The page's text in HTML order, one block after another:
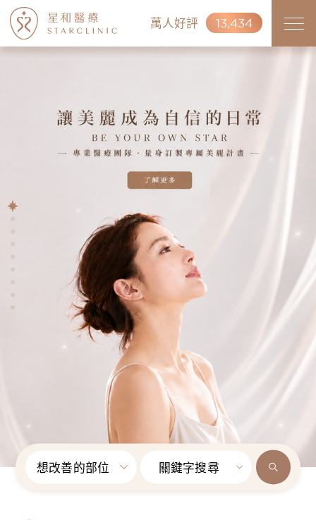
萬人好評 13,434
想改善的部位 關鍵字搜尋